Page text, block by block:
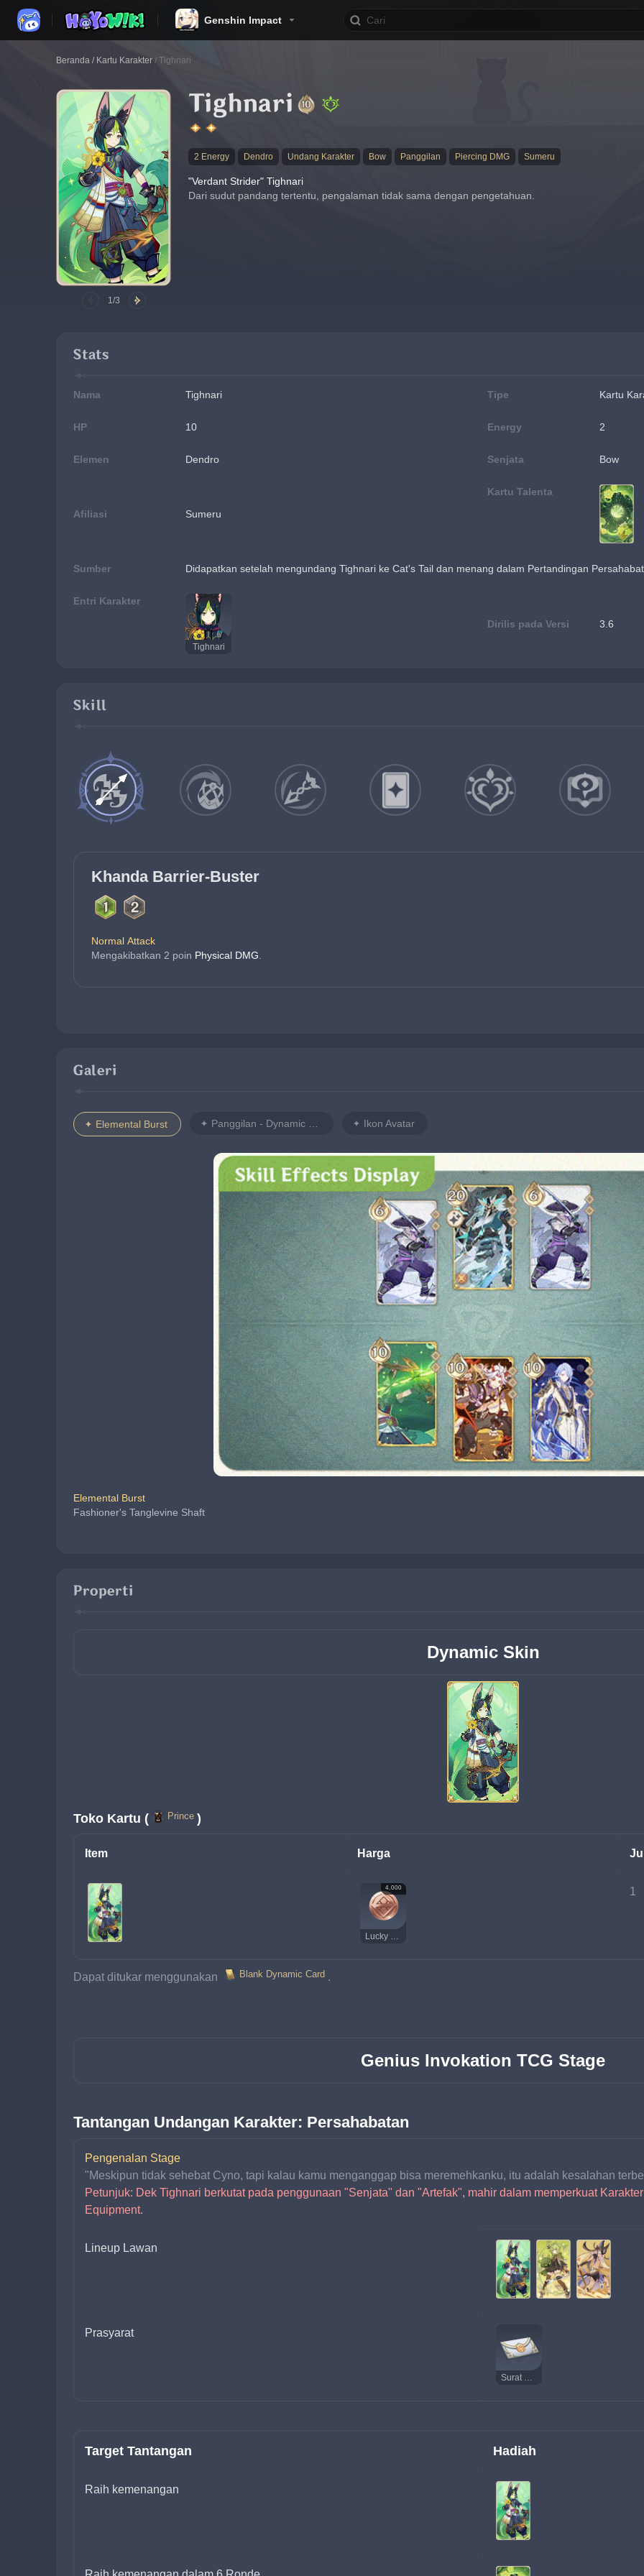
Genshin Impact
Beranda / Kartu Karakter / Tighnari
1/3
Tighnari
2 Energy Dendro Undang Karakter Bow Panggilan Piercing DMG Sumeru
"Verdant Strider" Tighnari
Dari sudut pandang tertentu, pengalaman tidak sama dengan pengetahuan.
Stats
Nama Tighnari Tipe Kartu
HP 10 Energy 2
Elemen Dendro Senjata Bow
Afiliasi Sumeru
Kartu Talenta
Sumber Didapatkan setelah mengundang Tighnari ke Cat's Tail dan menang dalam Pertandingan
Entri Karakter
Tighnari
Dirilis pada Versi 3.6
Skill
Khanda Barrier-Buster
Normal Attack
Mengakibatkan 2 poin Physical DMG
Galeri
Elemental Burst Ikon Avatar
Elemental Burst
Fashioner's Tanglevine Shaft
Properti
Dynamic Skin
Toko Kartu ( Prince )
Item Harga
4.000
Lucky Coin
1
Dapat ditukar menggunakan Blank Dynamic Card .
Genius Invokation TCG Stage
Tantangan Undangan Karakter: Persahabatan
Pengenalan Stage
"Meskipun tidak sehebat Cyno, tapi kalau kamu menganggap bisa meremehkanku, itu adalah kesalahan
Petunjuk: Dek Tighnari berkutat pada penggunaan "Senjata" dan "Artefak", mahir dalam memperkuat
Equipment.
Lineup Lawan
Prasyarat
Surat Undangan Bertanding
Target Tantangan Hadiah
Raih kemenangan